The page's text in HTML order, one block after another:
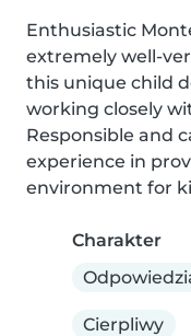
Enthusiastic
extremely well-
this unique child
working closely
Responsible and
experience in
environment for
Charakter
Cierpliwy